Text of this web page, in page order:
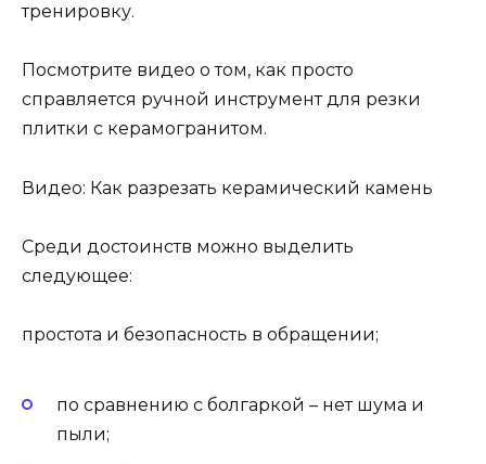
тренировку.
Посмотрите видео о том, как просто
справляется ручной инструмент для резки
плитки с керамогранитом.
Видео: Как разрезать керамический камень
Среди достоинств можно выделить
следующее:
простота и безопасность в обращении;
по сравнению с болгаркой – нет шума и
пыли;